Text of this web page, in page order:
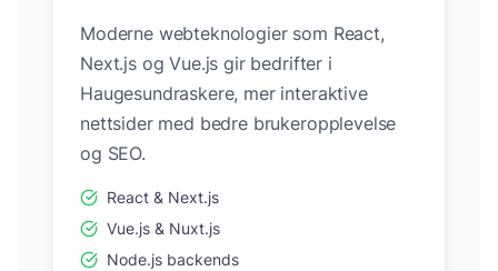
Moderne webteknologier som React,
Next.js og Vue.js gir bedrifter i
Haugesundraskere, mer interaktive
nettsider med bedre brukeropplevelse
og SEO.
React & Next.js
Vue.js & Nuxt.js
Node.js backends